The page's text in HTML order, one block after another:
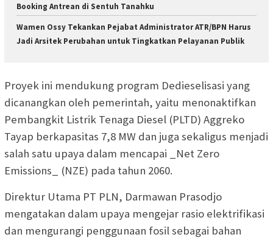
Booking Antrean di Sentuh Tanahku
Wamen Ossy Tekankan Pejabat Administrator ATR/BPN Harus
Jadi Arsitek Perubahan untuk Tingkatkan Pelayanan Publik
Proyek ini mendukung program Dedieselisasi yang
dicanangkan oleh pemerintah, yaitu menonaktifkan
Pembangkit Listrik Tenaga Diesel (PLTD) Aggreko
Tayap berkapasitas 7,8 MW dan juga sekaligus menjadi
salah satu upaya dalam mencapai _Net Zero
Emissions_ (NZE) pada tahun 2060.
Direktur Utama PT PLN, Darmawan Prasodjo
mengatakan dalam upaya mengejar rasio elektrifikasi
dan mengurangi penggunaan fosil sebagai bahan